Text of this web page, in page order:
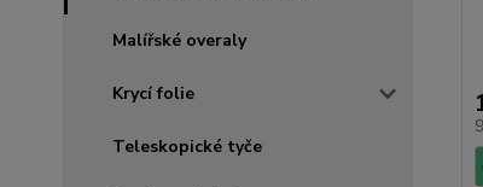
Malířské overaly
Krycí folie
Teleskopické tyče